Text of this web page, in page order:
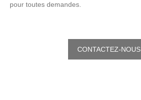
pour toutes demandes.
CONTACTEZ-NOUS